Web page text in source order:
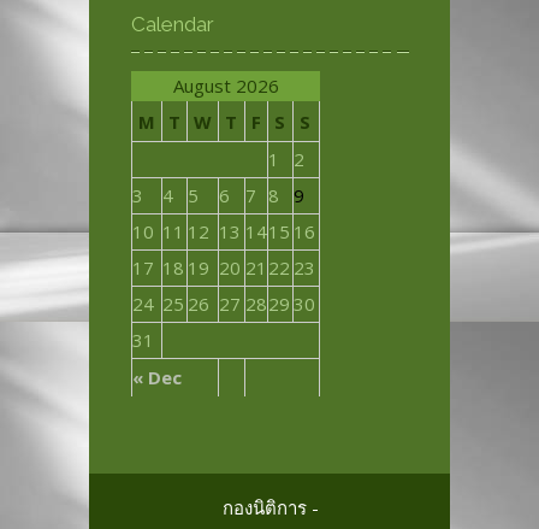
Calendar
August 2026
M
T W T F S S
« Dec
1
2
3
4 5 6 7 8
9
10 11 12 13 1415 16
17 18 19 20 21 22 23
24 25 26 27 2829 30
31
กองนิติการ -